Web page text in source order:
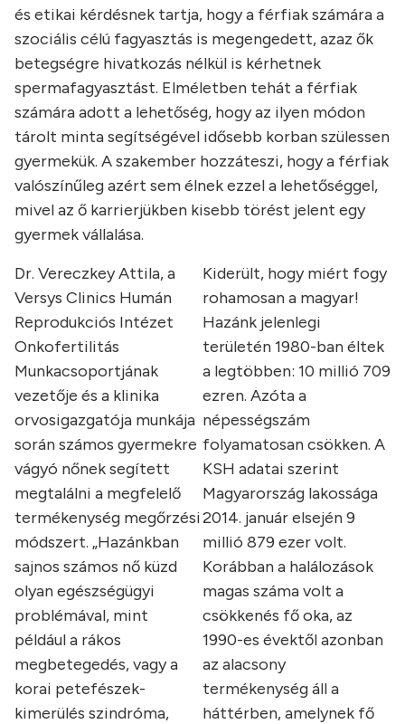
és etikai kérdésnek tartja, hogy a férfiak számára a
szociális célú fagyasztás is megengedett, azaz ők
betegségre hivatkozás nélkül is kérhetnek
spermafagyasztást. Elméletben tehát a férfiak
számára adott a lehetőség, hogy az ilyen módon
tárolt minta segítségével idősebb korban szülessen
gyermekük. A szakember hozzáteszi, hogy a férfiak
valószínűleg azért sem élnek ezzel a lehetőséggel,
mivel az ő karrierjükben kisebb törést jelent egy
gyermek vállalása.
Kiderült, hogy miért fogy
rohamosan a magyar!
Hazánk jelenlegi
területén 1980-ban éltek
a legtöbben: 10 millió 709
ezren. Azóta a
népességszám
folyamatosan csökken. A
KSH adatai szerint
Magyarország lakossága
2014. január elsején 9
millió 879 ezer volt.
Korábban a halálozások
magas száma volt a
csökkenés fő oka, az
1990-es évektől azonban
az alacsony
termékenység áll a
háttérben, amelynek fő
Dr. Vereczkey Attila, a
Versys Clinics Humán
Reprodukciós Intézet
Onkofertilitás
Munkacsoportjának
vezetője és a klinika
orvosigazgatója munkája
során számos gyermekre
vágyó nőnek segített
megtalálni a megfelelő
termékenység megőrzési
módszert. „Hazánkban
sajnos számos nő küzd
olyan egészségügyi
problémával, mint
például a rákos
megbetegedés, vagy a
korai petefészek-
kimerülés szindróma,